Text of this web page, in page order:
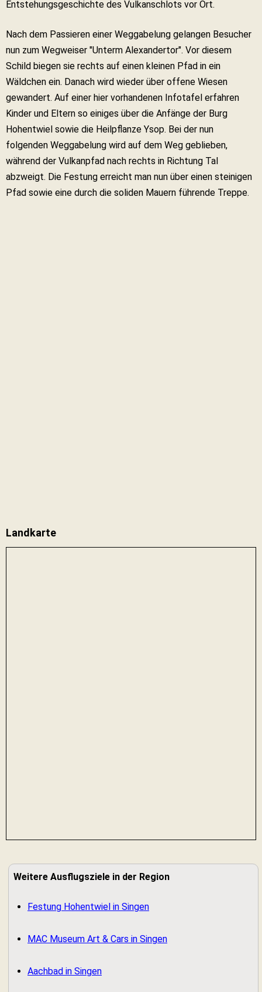
Entstehungsgeschichte des Vulkanschlots vor Ort.
Nach dem Passieren einer Weggabelung gelangen Besucher
nun zum Wegweiser "Unterm Alexandertor". Vor diesem
Schild biegen sie rechts auf einen kleinen Pfad in ein
Wäldchen ein. Danach wird wieder über offene Wiesen
gewandert. Auf einer hier vorhandenen Infotafel erfahren
Kinder und Eltern so einiges über die Anfänge der Burg
Hohentwiel sowie die Heilpflanze Ysop. Bei der nun
folgenden Weggabelung wird auf dem Weg geblieben,
während der Vulkanpfad nach rechts in Richtung Tal
abzweigt. Die Festung erreicht man nun über einen steinigen
Pfad sowie eine durch die soliden Mauern führende Treppe.
Landkarte
Weitere Ausflugsziele in der Region
Festung Hohentwiel in Singen
MAC Museum Art & Cars in Singen
Aachbad in Singen